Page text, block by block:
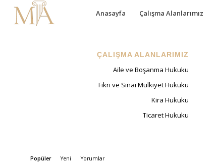
Anasayfa Çalışma Alanlarımız
ÇALIŞMA ALANLARIMIZ
Aile ve Boşanma Hukuku
Fikri ve Sınai Mülkiyet Hukuku
Kira Hukuku
Ticaret Hukuku
Popüler Yeni Yorumlar